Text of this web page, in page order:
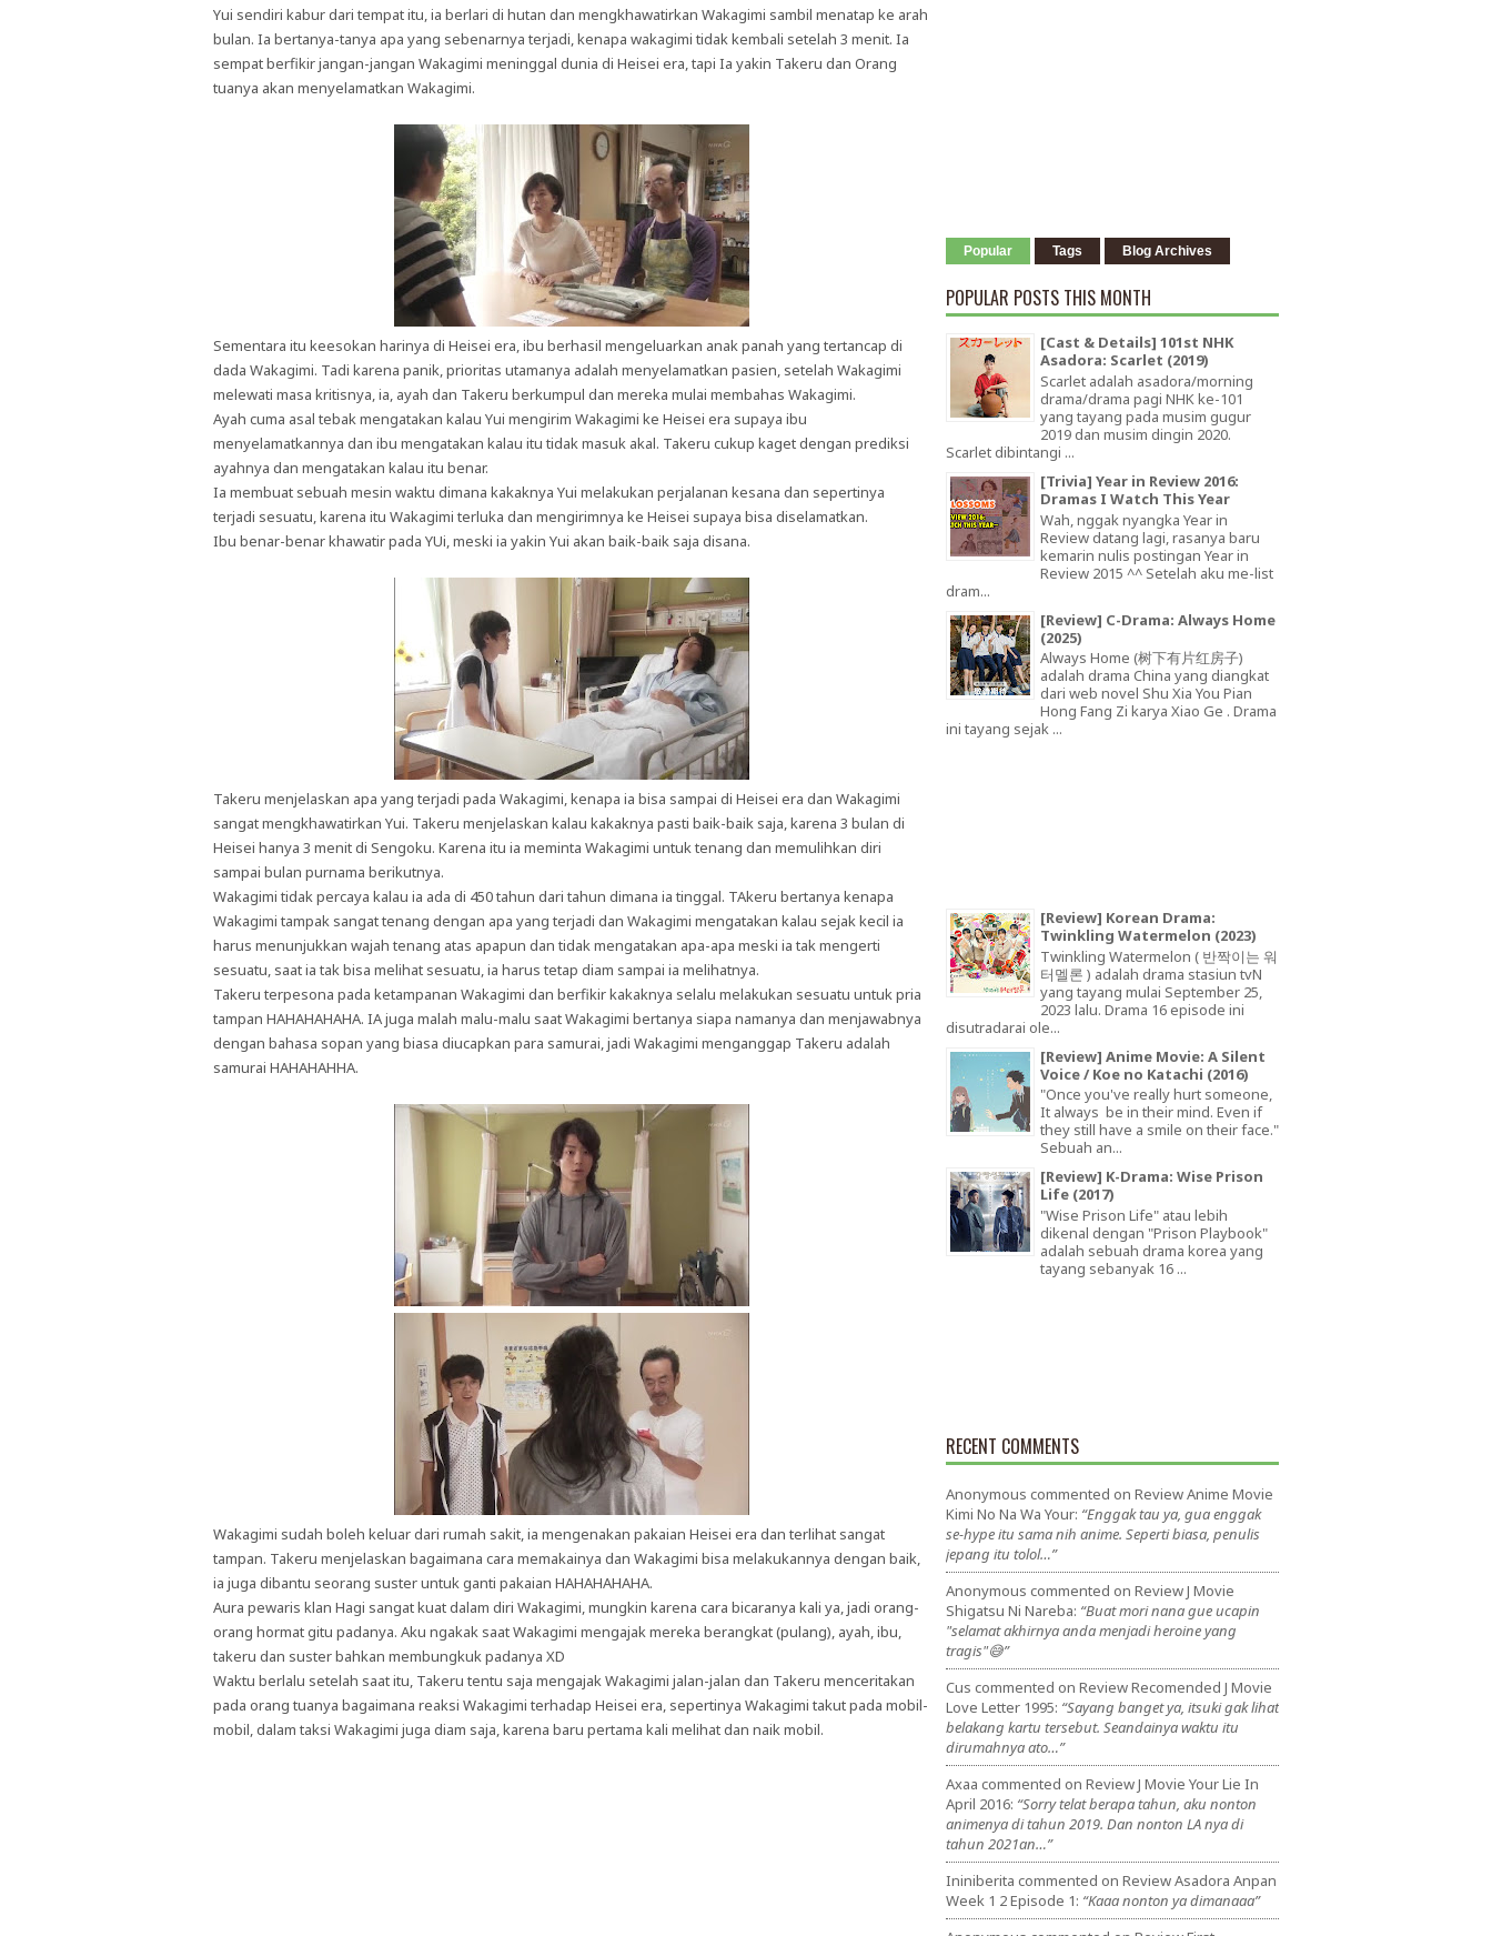
Yui sendiri kabur dari tempat itu, ia berlari di hutan dan mengkhawatirkan Wakagimi sambil menatap ke arah
bulan. Ia bertanya-tanya apa yang sebenarnya terjadi, kenapa wakagimi tidak kembali setelah 3 menit. Ia
sempat berfikir jangan-jangan Wakagimi meninggal dunia di Heisei era, tapi Ia yakin Takeru dan Orang
tuanya akan menyelamatkan Wakagimi.
Sementara itu keesokan harinya di Heisei era, ibu berhasil mengeluarkan anak panah yang tertancap di
dada Wakagimi. Tadi karena panik, prioritas utamanya adalah menyelamatkan pasien, setelah Wakagimi
melewati masa kritisnya, ia, ayah dan Takeru berkumpul dan mereka mulai membahas Wakagimi.
Ayah cuma asal tebak mengatakan kalau Yui mengirim Wakagimi ke Heisei era supaya ibu
menyelamatkannya dan ibu mengatakan kalau itu tidak masuk akal. Takeru cukup kaget dengan prediksi
ayahnya dan mengatakan kalau itu benar.
Ia membuat sebuah mesin waktu dimana kakaknya Yui melakukan perjalanan kesana dan sepertinya
terjadi sesuatu, karena itu Wakagimi terluka dan mengirimnya ke Heisei supaya bisa diselamatkan.
Ibu benar-benar khawatir pada YUi, meski ia yakin Yui akan baik-baik saja disana.
Takeru menjelaskan apa yang terjadi pada Wakagimi, kenapa ia bisa sampai di Heisei era dan Wakagimi
sangat mengkhawatirkan Yui. Takeru menjelaskan kalau kakaknya pasti baik-baik saja, karena 3 bulan di
Heisei hanya 3 menit di Sengoku. Karena itu ia meminta Wakagimi untuk tenang dan memulihkan diri
sampai bulan purnama berikutnya.
Wakagimi tidak percaya kalau ia ada di 450 tahun dari tahun dimana ia tinggal. TAkeru bertanya kenapa
Wakagimi tampak sangat tenang dengan apa yang terjadi dan Wakagimi mengatakan kalau sejak kecil ia
harus menunjukkan wajah tenang atas apapun dan tidak mengatakan apa-apa meski ia tak mengerti
sesuatu, saat ia tak bisa melihat sesuatu, ia harus tetap diam sampai ia melihatnya.
Takeru terpesona pada ketampanan Wakagimi dan berfikir kakaknya selalu melakukan sesuatu untuk pria
tampan HAHAHAHAHA. IA juga malah malu-malu saat Wakagimi bertanya siapa namanya dan menjawabnya
dengan bahasa sopan yang biasa diucapkan para samurai, jadi Wakagimi menganggap Takeru adalah
samurai HAHAHAHHA.
Wakagimi sudah boleh keluar dari rumah sakit, ia mengenakan pakaian Heisei era dan terlihat sangat
tampan. Takeru menjelaskan bagaimana cara memakainya dan Wakagimi bisa melakukannya dengan baik,
ia juga dibantu seorang suster untuk ganti pakaian HAHAHAHAHA.
Aura pewaris klan Hagi sangat kuat dalam diri Wakagimi, mungkin karena cara bicaranya kali ya, jadi orang-
orang hormat gitu padanya. Aku ngakak saat Wakagimi mengajak mereka berangkat (pulang), ayah, ibu,
takeru dan suster bahkan membungkuk padanya XD
Waktu berlalu setelah saat itu, Takeru tentu saja mengajak Wakagimi jalan-jalan dan Takeru menceritakan
pada orang tuanya bagaimana reaksi Wakagimi terhadap Heisei era, sepertinya Wakagimi takut pada mobil-
mobil, dalam taksi Wakagimi juga diam saja, karena baru pertama kali melihat dan naik mobil.
Popular Tags Blog Archives
POPULAR POSTS THIS MONTH
[Cast & Details] 101st NHK
Asadora: Scarlet (2019)
Scarlet adalah asadora/morning
drama/drama pagi NHK ke-101
yang tayang pada musim gugur
2019 dan musim dingin 2020.
Scarlet dibintangi ...
[Trivia] Year in Review 2016:
Dramas I Watch This Year
Wah, nggak nyangka Year in
Review datang lagi, rasanya baru
kemarin nulis postingan Year in
Review 2015 ^^ Setelah aku me-list
dram...
[Review] C-Drama: Always Home
(2025)
Always Home (树下有片红房子)
adalah drama China yang diangkat
dari web novel Shu Xia You Pian
Hong Fang Zi karya Xiao Ge . Drama
ini tayang sejak ...
[Review] Korean Drama:
Twinkling Watermelon (2023)
Twinkling Watermelon ( 반짝이는 워
터멜론 ) adalah drama stasiun tvN
yang tayang mulai September 25,
2023 lalu. Drama 16 episode ini
disutradarai ole...
[Review] Anime Movie: A Silent
Voice / Koe no Katachi (2016)
"Once you've really hurt someone,
It always be in their mind. Even if
they still have a smile on their face."
Sebuah an...
[Review] K-Drama: Wise Prison
Life (2017)
"Wise Prison Life" atau lebih
dikenal dengan "Prison Playbook"
adalah sebuah drama korea yang
tayang sebanyak 16 ...
RECENT COMMENTS
Anonymous commented on Review Anime Movie
Kimi No Na Wa Your: “Enggak tau ya, gua enggak
se-hype itu sama nih anime. Seperti biasa, penulis
jepang itu tolol…”
Anonymous commented on Review J Movie
Shigatsu Ni Nareba: “Buat mori nana gue ucapin
"selamat akhirnya anda menjadi heroine yang
tragis"😅”
Cus commented on Review Recomended J Movie
Love Letter 1995: “Sayang banget ya, itsuki gak lihat
belakang kartu tersebut. Seandainya waktu itu
dirumahnya ato…”
Axaa commented on Review J Movie Your Lie In
April 2016: “Sorry telat berapa tahun, aku nonton
animenya di tahun 2019. Dan nonton LA nya di
tahun 2021an…”
Ininiberita commented on Review Asadora Anpan
Week 1 2 Episode 1: “Kaaa nonton ya dimanaaa”